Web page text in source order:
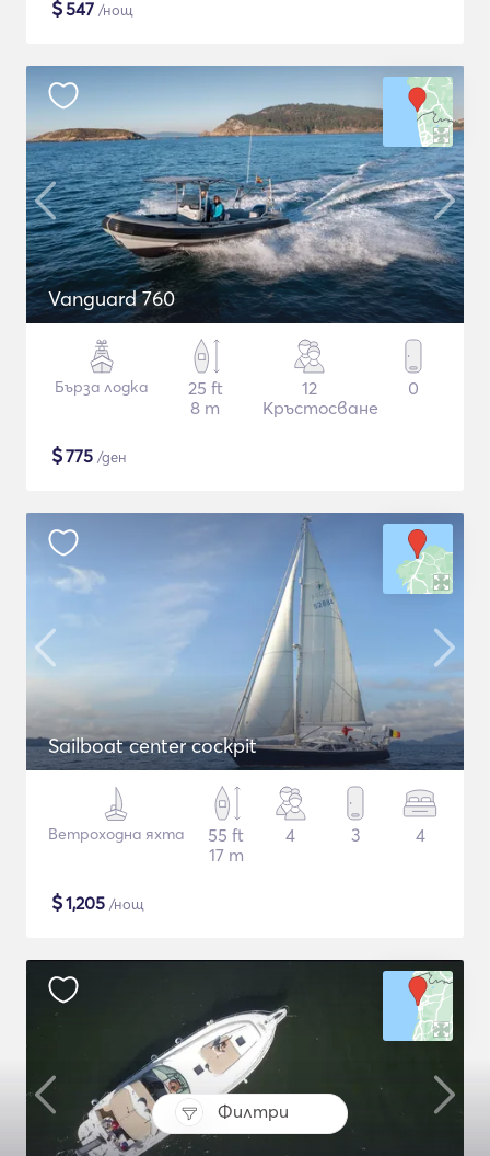
Филтри
$547 /нощ
Vanguard 760
Бърза лодка
25 ft
8 m
12
Кръстосване
0
$775 /ден
Sailboat center cockpit
Ветроходна яхта
55 ft
17 m
4 3 4
$1,205 /нощ